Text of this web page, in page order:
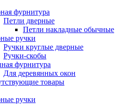
фурнитура
Петли дверные
Петли накладные обычные
ручки
Ручки круглые дверные
Ручки-скобы
фурнитура
Для деревянных окон
товары
ручки